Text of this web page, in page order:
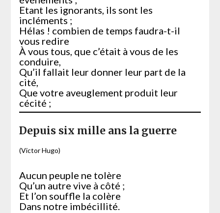
Etant les ignorants, ils sont les
incléments ;
Hélas ! combien de temps faudra-t-il
vous redire
À vous tous, que c’était à vous de les
conduire,
Qu’il fallait leur donner leur part de la
cité,
Que votre aveuglement produit leur
cécité ;
Depuis six mille ans la guerre
(Victor Hugo)
Aucun peuple ne tolère
Qu’un autre vive à côté ;
Et l’on souffle la colère
Dans notre imbécillité.